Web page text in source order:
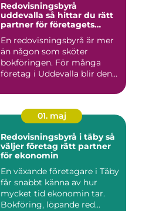
Redovisningsbyrå
uddevalla så hittar du rätt
partner för företagets
En redovisningsbyrå är mer
än någon som sköter
bokföringen. För många
företag i Uddevalla blir den
01. maj
Redovisningsbyrå i täby så
väljer företag rätt partner
för ekonomin
En växande företagare i Täby
får snabbt känna av hur
mycket tid ekonomin tar.
Bokföring, löpande red...